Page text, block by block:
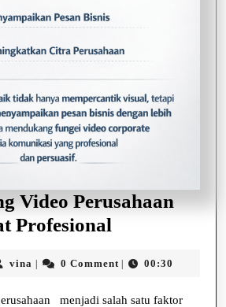
Video Perusahaan
Profesional
Video
Perusahaan
vina vina 0 Comment 00:30
menjadi salah satu faktor